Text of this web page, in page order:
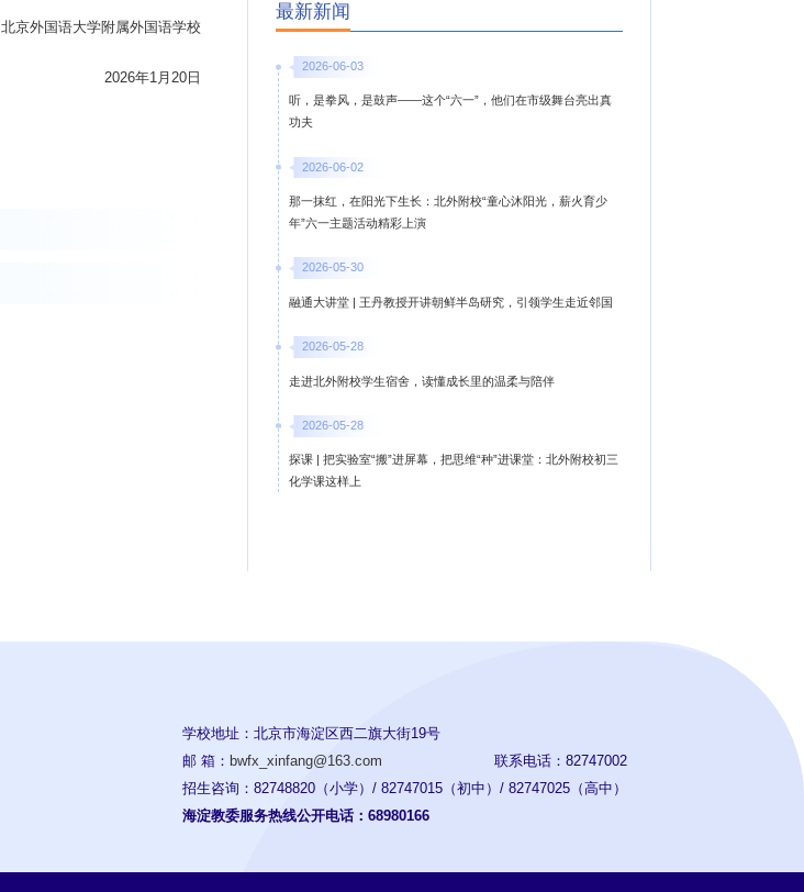
北京外国语大学附属外国语学校
2026年1 月 20日
最新新闻
2026-06-03
听，是拳风，是鼓声——这个“六一”，他们在市级舞台亮出真
功夫
2026-06-02
那一抹红，在阳光下生长：北外附校“童心沐阳光，薪火育少
年”六一主题活动精彩上演
2026-05-30
融通大讲堂 | 王丹教授开讲朝鲜半岛研究，引领学生走近邻国
2026-05-28
走进北外附校学生宿舍，读懂成长里的温柔与陪伴
2026-05-28
探课 | 把实验室“搬”进屏幕，把思维“种”进课堂：北外附校初三
化学课这样上
学校地址：北京市海淀区西二旗大街19号
邮 箱： bwfx_xinfang@163.com
联系电话：82747002
招生咨询：82748820（小学）/ 82747015（初中）/ 82747025（高中）
海淀教委服务热线公开电话：68980166